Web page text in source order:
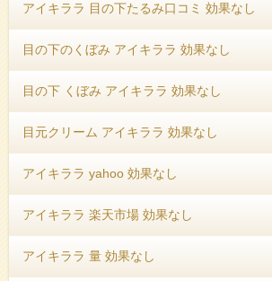
アイキララ 目の下たるみ口コミ 効果なし
目の下のくぼみ アイキララ 効果なし
目の下 くぼみ アイキララ 効果なし
目元クリーム アイキララ 効果なし
アイキララ yahoo 効果なし
アイキララ 楽天市場 効果なし
アイキララ 量 効果なし